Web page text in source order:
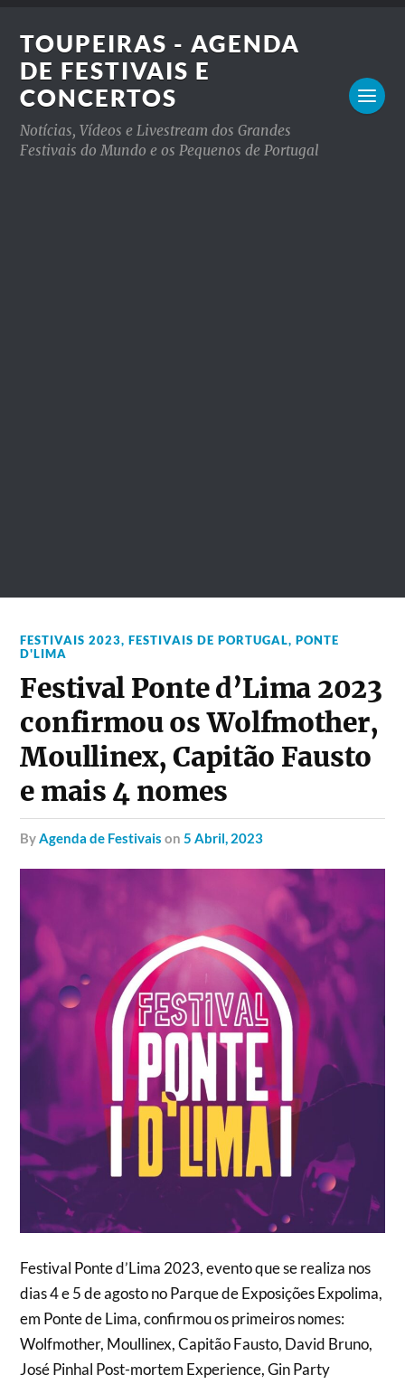
TOUPEIRAS - AGENDA
DE FESTIVAIS E
CONCERTOS
Notícias, Vídeos e Livestream dos Grandes
Festivais do Mundo e os Pequenos de Portugal
FESTIVAIS 2023,FESTIVAIS DE PORTUGAL,PONTE
D'LIMA
Festival Ponte d’Lima 2023
confirmou os Wolfmother,
Moullinex, Capitão Fausto
e mais 4 nomes
byAgenda de Festivais on5 Abril, 2023
Festival Ponte d’Lima 2023, evento que se realiza nos
dias 4 e 5 de agosto no Parque de Exposições Expolima,
em Ponte de Lima, confirmou os primeiros nomes:
Wolfmother, Moullinex, Capitão Fausto, David Bruno,
José Pinhal Post-mortem Experience, Gin Party